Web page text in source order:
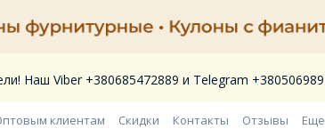
Наш Viber +380685472889 и Telegram
клиентам Скидки Контакты Отзывы Еще